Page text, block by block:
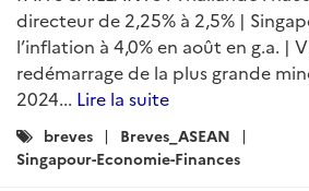
directeur de 2,25% à 2,5% |
l’inflation à 4,0% en août en g.a. |
redémarrage de la plus grande
2024... Lire la suite
Catégories
:
breves
Breves_ASEAN
Singapour-Economie-Finances